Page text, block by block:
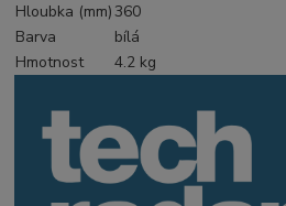
Hloubka (mm)360
Barva
bílá
Hmotnost
4.2 kg